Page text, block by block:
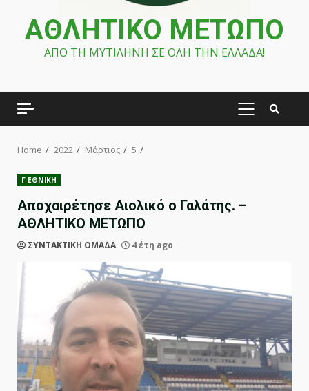
ΑΘΛΗΤΙΚΟ ΜΕΤΩΠΟ
ΑΠΟ ΤΗ ΜΥΤΙΛΗΝΗ ΣΕ ΟΛΗ ΤΗΝ ΕΛΛΑΔΑ!
PRIMARY
Home 2022 Μάρτιος 5
Γ ΕΘΝΙΚΗ
Αποχαιρέτησε Αιολικό ο Γαλάτης. –
ΑΘΛΗΤΙΚΟ ΜΕΤΩΠΟ
ΣΥΝΤΑΚΤΙΚΗ ΟΜΑΔΑ 4 έτη ago